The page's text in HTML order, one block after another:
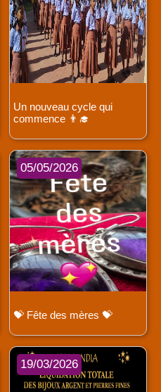
Un nouveau cycle qui
commence 👨‍🎓
05/05/2026
💝 Fête des mères 💝
19/03/2026